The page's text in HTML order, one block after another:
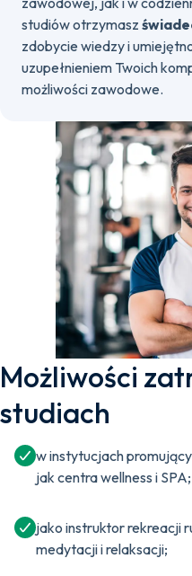
studiów otrzymasz
zdobycie wiedzy i
uzupełnieniem Twoich
możliwości zawodowe.
Możliwości
studiach
w instytucjach
jak centra wellness i SPA;
jako instruktor rekreacji
medytacji i relaksacji;